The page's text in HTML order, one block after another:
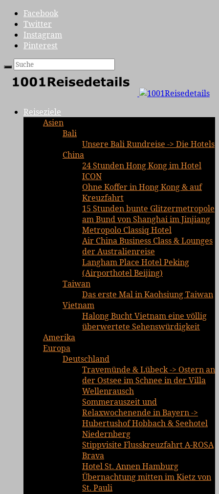
Facebook
Twitter
Instagram
Pinterest
Reiseziele
Asien
Bali
Unsere Bali Rundreise -> Die Hotels
China
24 Stunden Hong Kong im Hotel
ICON
Ohne Koffer in Hong Kong & auf
Kreuzfahrt
15 Stunden bunte Glitzermetropole
am Bund von Shanghai im Jinjiang
Metropolo Classiq Hotel
Air China Business Class & Lounges
der Australienreise
Langham Place Hotel Peking
(Airporthotel Beijing)
Taiwan
Das erste Mal in Kaohsiung Taiwan
Vietnam
Halong Bucht Vietnam eine völlig
überwertete Sehenswürdigkeit
Amerika
Europa
Deutschland
Travemünde & Lübeck -> Ostern an
der Ostsee im Schnee in der Villa
Wellenrausch
Sommerauszeit und
Relaxwochenende in Bayern ->
Hubertushof Hobbach & Seehotel
Niedernberg
Stippvisite Flusskreuzfahrt A-ROSA
Brava
Hotel St. Annen Hamburg
Übernachtung mitten im Kietz von
St. Pauli